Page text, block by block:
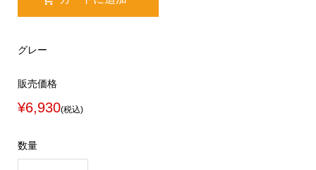
グレー
販売価格
¥6,930(税込)
数量